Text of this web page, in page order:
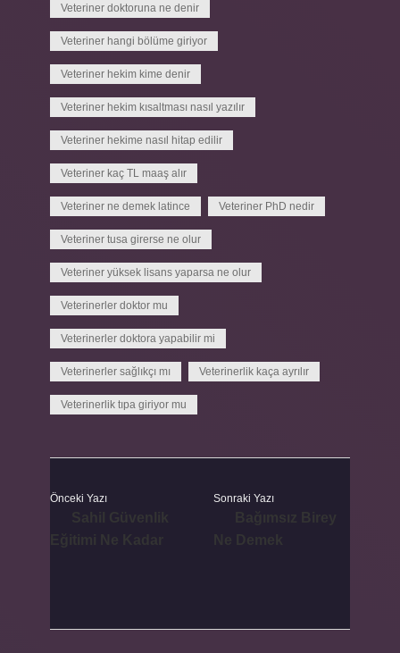
Veteriner doktoruna ne denir
Veteriner hangi bölüme giriyor
Veteriner hekim kime denir
Veteriner hekim kısaltması nasıl yazılır
Veteriner hekime nasıl hitap edilir
Veteriner kaç TL maaş alır
Veteriner ne demek latince Veteriner PhD nedir
Veteriner tusa girerse ne olur
Veteriner yüksek lisans yaparsa ne olur
Veterinerler doktor mu
Veterinerler doktora yapabilir mi
Veterinerler sağlıkçı mı Veterinerlik kaça ayrılır
Veterinerlik tıpa giriyor mu
Önceki Yazı Sonraki Yazı